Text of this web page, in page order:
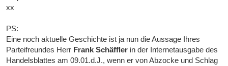
xx
PS:
Eine noch aktuelle Geschichte ist ja nun die Aussage Ihres
Parteifreundes Herr Frank Schäffler in der Internetausgabe des
Handelsblattes am 09.01.d.J., wenn er von Abzocke und Schlag